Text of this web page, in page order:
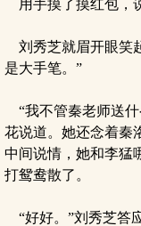
用手摸了摸红包，
刘秀芝就眉开眼笑
是大手笔。”
“我不管秦老师送什
花说道。她还念着秦
中间说情，她和李猛
打鸳鸯散了。
“好好。”刘秀芝答